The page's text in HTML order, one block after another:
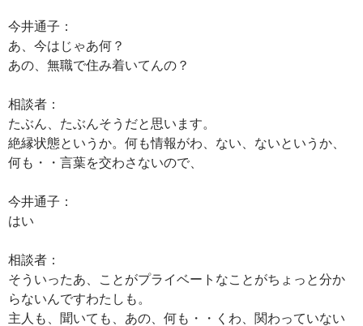
今井通子：
あ、今はじゃあ何？
あの、無職で住み着いてんの？
相談者：
たぶん、たぶんそうだと思います。
絶縁状態というか。何も情報がわ、ない、ないというか、
何も・・言葉を交わさないので、
今井通子：
はい
相談者：
そういったあ、ことがプライベートなことがちょっと分か
らないんですわたしも。
主人も、聞いても、あの、何も・・くわ、関わっていない